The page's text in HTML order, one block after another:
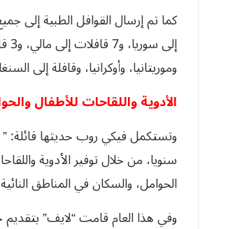
وموريتانيا، وأوكرانيا، وقافلة إلى
الأدوية واللقاحات للأطفال
سنويا، من خلال توفير الأدوية
الحوامل، والسكان في المناطق
وفي هذا العام قامت “لايف”